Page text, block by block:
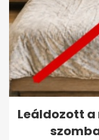
Leáldozott a